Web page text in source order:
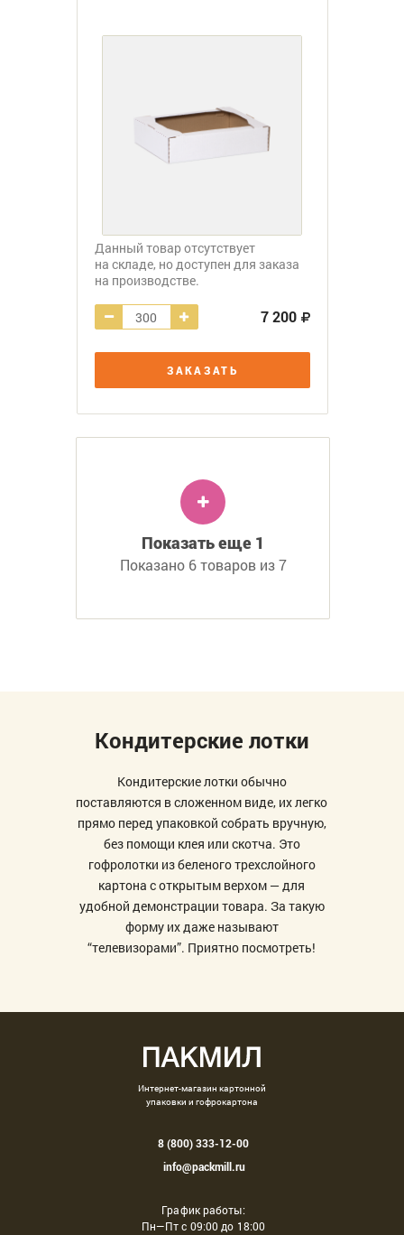
Данный товар отсутствует
на складе, но доступен для заказа
на производстве.
7 200
ЗАКАЗАТЬ
Показать еще 1
Показано 6 товаров из 7
Кондитерские лотки
Кондитерские лотки обычно
поставляются в сложенном виде, их легко
прямо перед упаковкой собрать вручную,
без помощи клея или скотча. Это
гофролотки из беленого трехслойного
картона с открытым верхом — для
удобной демонстрации товара. За такую
форму их даже называют
“телевизорами”. Приятно посмотреть!
Интернет-магазин картонной
упаковки и гофрокартона
8 (800) 333-12-00
info@packmill.ru
График работы:
Пн—Пт с 09:00 до 18:00